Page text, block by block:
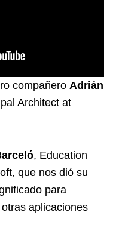
compañero Adrián
Architect at
, Education
que nos dió su
para
aplicaciones